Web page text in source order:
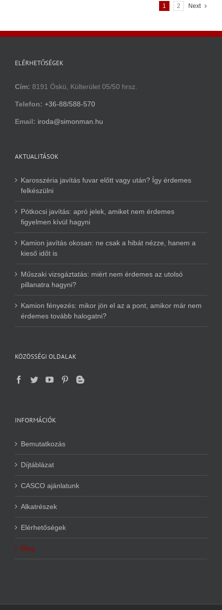
1 2 Next
ELÉRHETŐSÉGEK
Cím: 8191 Öskü, Külterület 05/50 hrsz.
Telefon: +36-88/588-570
Email: iroda@simonman.hu
AKTUALITÁSOK
Karosszéria javítás fuvar előtt vagy után? Így érdemes
felkészülni
Pótkocsi javítás: apró jelek, amiket nem érdemes
figyelmen kívül hagyni
Kamion javítás okosan: ne csak a hibát nézze, hanem a
kieső időt is
Műszaki vizsgáztatás: miért nem érdemes az utolsó
pillanatra hagyni?
Kamion fényezés: mikor jön el az a pont, amikor már nem
érdemes tovább halogatni?
KÖZÖSSÉGI OLDALAK
INFORMÁCIÓK
Bemutatkozás
Díjtáblázat
CASCO ajánlatunk
Alkatrészek
Elérhetőségek
Blog